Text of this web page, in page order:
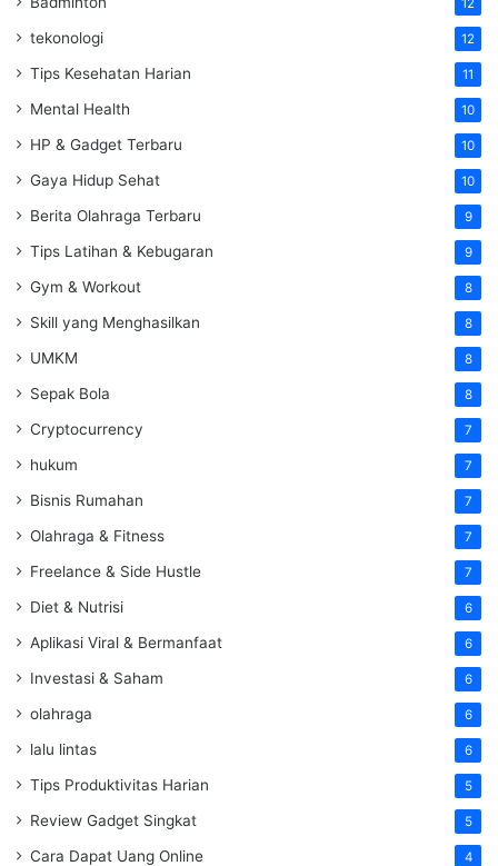
12
tekonologi 12
Tips Kesehatan Harian 11
Mental Health 10
HP & Gadget Terbaru 10
Gaya Hidup Sehat 10
Berita Olahraga Terbaru 9
Tips Latihan & Kebugaran 9
Gym & Workout 8
Skill yang Menghasilkan 8
UMKM 8
Sepak Bola 8
Cryptocurrency 7
hukum 7
Bisnis Rumahan 7
Olahraga & Fitness 7
Freelance & Side Hustle 7
Diet & Nutrisi 6
Aplikasi Viral & Bermanfaat 6
Investasi & Saham 6
olahraga 6
lalu lintas 6
Tips Produktivitas Harian 5
Review Gadget Singkat 5
Cara Dapat Uang Online 4